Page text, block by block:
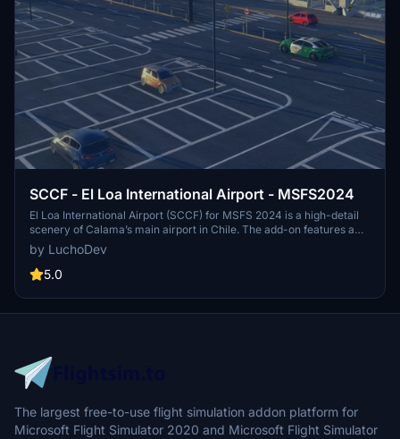
SCCF - El Loa International Airport - MSFS2024
El Loa International Airport (SCCF) for MSFS 2024 is a high-detail
scenery of Calama’s main airport in Chile. The add-on features a
complete airport redesign, reworked buildings, and a detailed
interior. The scenery reflects the airport's high-altitude location,
challenging 2 percent inclined runway, and real-world operational
commercial and general aviation traffic.
by LuchoDev
5.0
The largest free-to-use flight simulation addon platform for
Microsoft Flight Simulator 2020 and Microsoft Flight Simulator